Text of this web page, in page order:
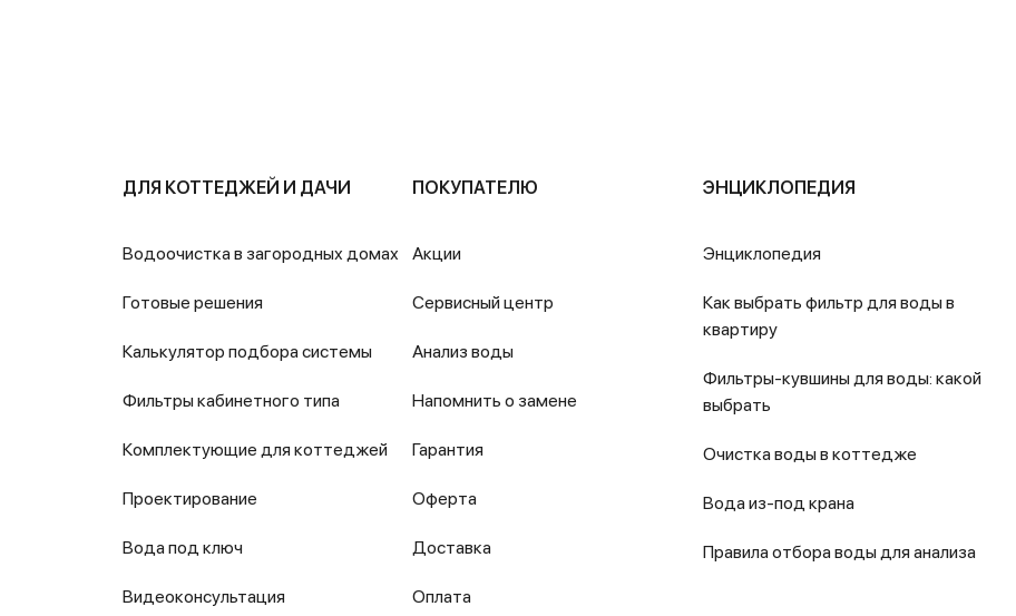
ДЛЯ КОТТЕДЖЕЙ И ДАЧИ
Водоочистка в загородных домах
Готовые решения
Калькулятор подбора системы
Фильтры кабинетного типа
Комплектующие для коттеджей
Проектирование
Вода под ключ
Видеоконсультация
ПОКУПАТЕЛЮ
Акции
Сервисный центр
Анализ воды
Напомнить о замене
Гарантия
Оферта
Доставка
Оплата
ЭНЦИКЛОПЕДИЯ
Энциклопедия
Как выбрать фильтр для воды в
квартиру
Фильтры-кувшины для воды: какой
выбрать
Очистка воды в коттедже
Вода из-под крана
Правила отбора воды для анализа